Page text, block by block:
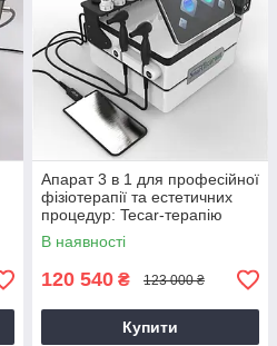
Апарат 3 в 1 для професійної
фізіотерапії та естетичних
процедур: Tecar-терапію
(CET/RET), EMS-стимуляцію
м'язів, УВТ
В наявності
120 540 ₴ 123 000 ₴
Купити